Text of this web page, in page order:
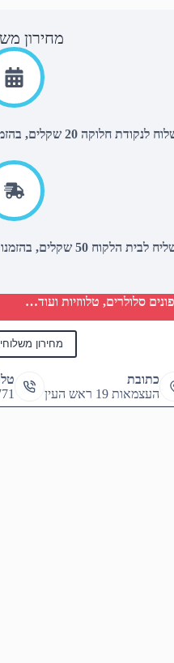
מחירון
20 שקלים, בהזמנות מעל 500 שקלים ללא חיוב (חינם),
50 שקלים, בהזמנות מעל 2000 שקלים ללא חיוב (חינם)
סלולרים, טלווזיות ועוד…
מחירון
כתובת
העצמאות 19 ראש העין